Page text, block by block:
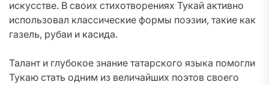
искусстве. В своих стихотворениях Тукай активно
использовал классические формы поэзии, такие как
газель, рубаи и касида.
Талант и глубокое знание татарского языка помогли
Тукаю стать одним из величайших поэтов своего